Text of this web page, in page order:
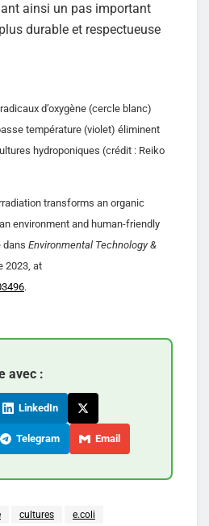
ainsi un pas important
durable et respectueuse
d’oxygène (cercle blanc)
température (violet) éliminent
hydroponiques (crédit : Reiko
transforms an organic
environment and human-friendly
dans Environmental Technology &
2023, at
.
avec :
LinkedIn
Telegram Email
cultures e.coli